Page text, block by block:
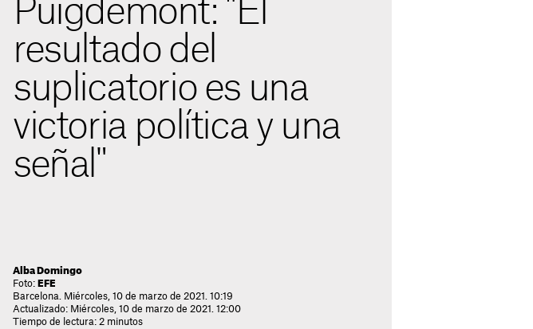
Puigdemont: "El
resultado del
suplicatorio es una
victoria política y una
señal"
Alba Domingo
Foto: EFE
Barcelona. Miércoles, 10 de marzo de 2021. 10:19
Actualizado: Miércoles, 10 de marzo de 2021. 12:00
Tiempo de lectura: 2 minutos